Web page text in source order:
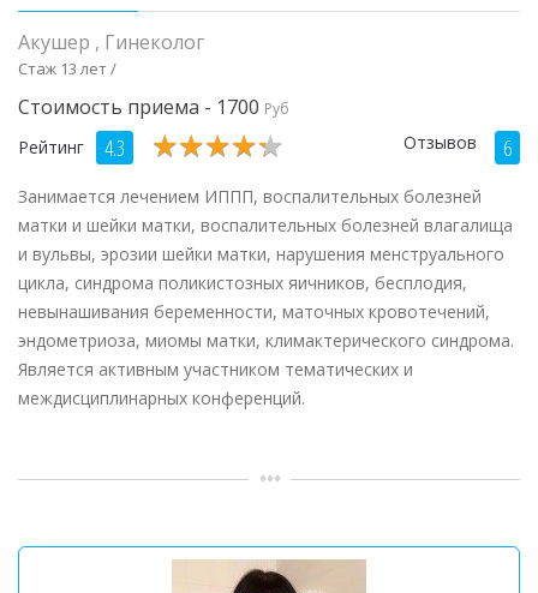
Акушер , Гинеколог
Стаж 13 лет /
Стоимость приема - 1700 Руб
Рейтинг 4.3 ★★★★★
★★★★★ Отзывов 6
Занимается лечением ИППП, воспалительных болезней
матки и шейки матки, воспалительных болезней влагалища
и вульвы, эрозии шейки матки, нарушения менструального
цикла, синдрома поликистозных яичников, бесплодия,
невынашивания беременности, маточных кровотечений,
эндометриоза, миомы матки, климактерического синдрома.
Является активным участником тематических и
междисциплинарных конференций.